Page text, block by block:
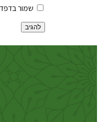
שמור